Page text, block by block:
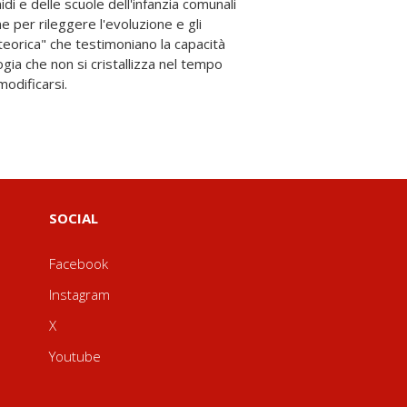
SOCIAL
Facebook
Instagram
X
Youtube